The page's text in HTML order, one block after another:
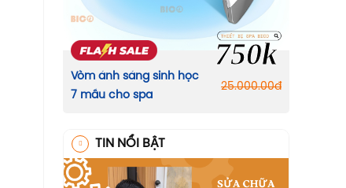
750k
Vòm ánh sáng sinh học
7 mầu cho spa
25.000.00đ
TIN NỔI BẬT